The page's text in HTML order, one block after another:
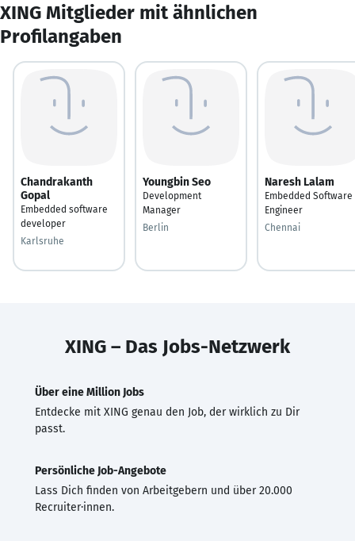
XING Mitglieder mit ähnlichen
Profilangaben
Chandrakanth
Gopal
Embedded software
developer
Karlsruhe
Youngbin Seo
Development
Manager
Berlin
Naresh Lalam
Embedded Software
Engineer
Chennai
XING – Das Jobs-Netzwerk
Über eine Million Jobs
Entdecke mit XING genau den Job, der wirklich zu Dir
passt.
Persönliche Job-Angebote
Lass Dich finden von Arbeitgebern und über 20.000
Recruiter·innen.